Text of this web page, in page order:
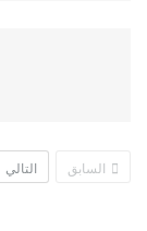
السابق التالي